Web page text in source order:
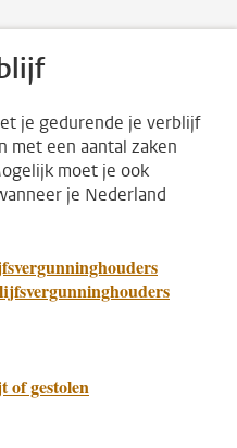
je gedurende je verblijf
met een aantal zaken
moet je ook
je Nederland
of gestolen